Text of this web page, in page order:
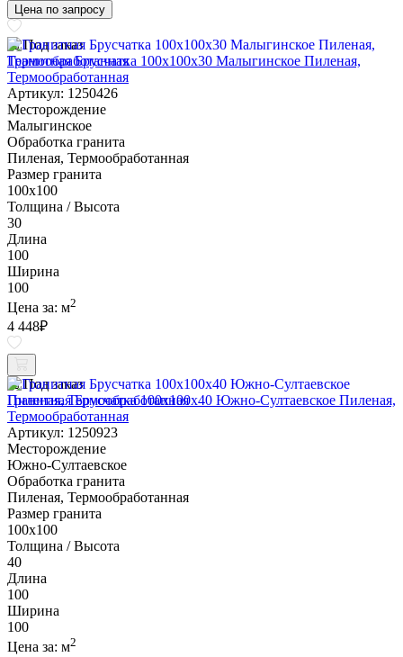
Цена по запросу
Под заказ
Гранитная Брусчатка 100х100x30 Малыгинское Пиленая,
Термообработанная
Артикул: 1250426
Месторождение
Малыгинское
Обработка гранита
Пиленая, Термообработанная
Размер гранита
100х100
Толщина / Высота
30
Длина
100
Ширина
100
Цена за: м2
4 448₽
Под заказ
Гранитная Брусчатка 100х100x40 Южно-Султаевское Пиленая,
Термообработанная
Артикул: 1250923
Месторождение
Южно-Султаевское
Обработка гранита
Пиленая, Термообработанная
Размер гранита
100х100
Толщина / Высота
40
Длина
100
Ширина
100
Цена за: м2